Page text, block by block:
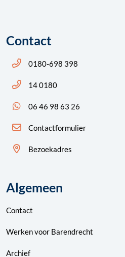
Contact
Bel ons: 14 0180
0180-698 398
Bel ons: 14 0180
14 0180
App ons: 06 46 98 63 26 (WhatsApp)
06 46 98 63 26
Contactformulier
Bezoekadres
Algemeen
Contact
Werken voor Barendrecht
Archief